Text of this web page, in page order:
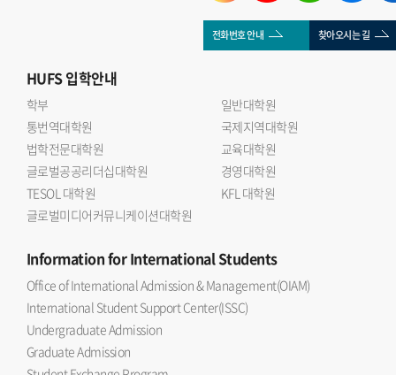
전화번호 안내 찾아오시는 길
HUFS입학안내
학부
일반대학원
통번역대학원
국제지역대학원
법학전문대학원
교육대학원
글로벌공공리더십대학원
경영대학원
TESOL 대학원
KFL 대학원
글로벌미디어커뮤니케이션대학원
Informationfor International Students
Office of International Admission & Management(OIAM)
International Student Support Center(ISSC)
Undergraduate Admission
Graduate Admission